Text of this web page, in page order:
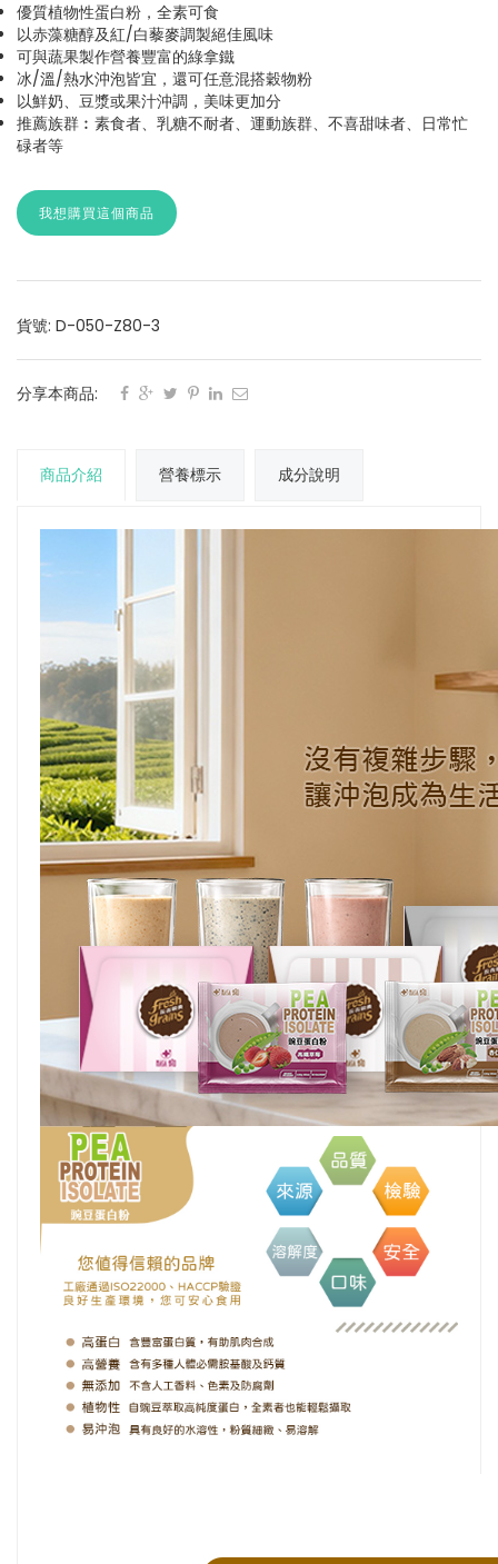
優質植物性蛋白粉，全素可食
以赤藻糖醇及紅/白藜麥調製絕佳風味
可與蔬果製作營養豐富的綠拿鐵
冰/溫/熱水沖泡皆宜，還可任意混搭穀物粉
以鮮奶、豆漿或果汁沖調，美味更加分
推薦族群︰素食者、乳糖不耐者、運動族群、不喜甜味者、日常忙
碌者等
我想購買這個商品
貨號: D-050-Z80-3
分享本商品:
商品介紹 營養標示 成分說明